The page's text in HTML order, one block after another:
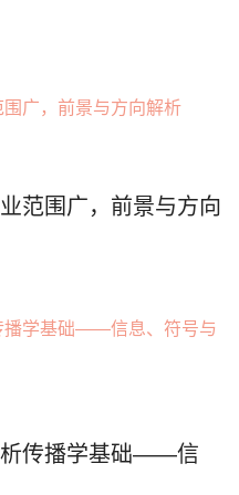
范围广，前景与方向
析传播学基础——信